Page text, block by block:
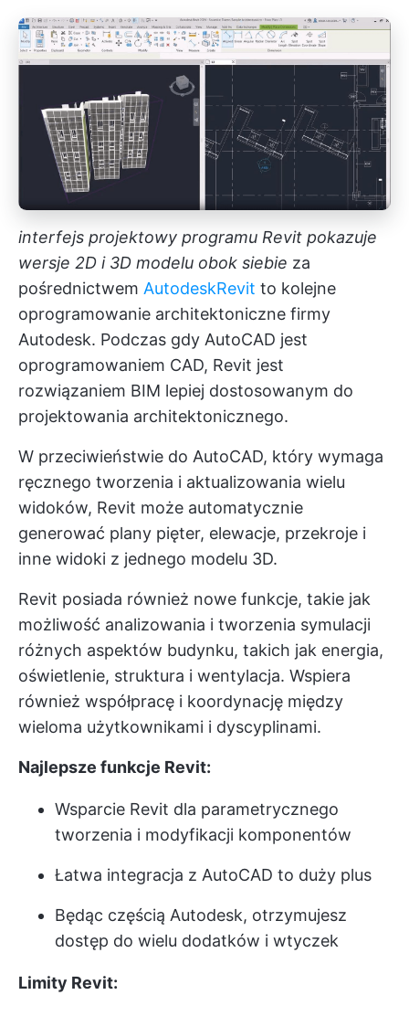
interfejs projektowy programu Revit pokazuje
wersje 2D i 3D modelu obok siebie za
pośrednictwem AutodeskRevit to kolejne
oprogramowanie architektoniczne firmy
Autodesk. Podczas gdy AutoCAD jest
oprogramowaniem CAD, Revit jest
rozwiązaniem BIM lepiej dostosowanym do
projektowania architektonicznego.
W przeciwieństwie do AutoCAD, który wymaga
ręcznego tworzenia i aktualizowania wielu
widoków, Revit może automatycznie
generować plany pięter, elewacje, przekroje i
inne widoki z jednego modelu 3D.
Revit posiada również nowe funkcje, takie jak
możliwość analizowania i tworzenia symulacji
różnych aspektów budynku, takich jak energia,
oświetlenie, struktura i wentylacja. Wspiera
również współpracę i koordynację między
wieloma użytkownikami i dyscyplinami.
Najlepsze funkcje Revit:
Wsparcie Revit dla parametrycznego
tworzenia i modyfikacji komponentów
Łatwa integracja z AutoCAD to duży plus
Będąc częścią Autodesk, otrzymujesz
dostęp do wielu dodatków i wtyczek
Limity Revit: